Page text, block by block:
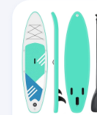
उत्पादों
हमारे बारे में
कारखाना भ्रमण